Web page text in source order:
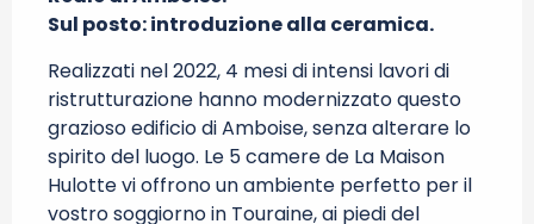
Sul posto: introduzione alla ceramica.
Realizzati nel 2022, 4 mesi di intensi lavori di
ristrutturazione hanno modernizzato questo
grazioso edificio di Amboise, senza alterare lo
spirito del luogo. Le 5 camere de La Maison
Hulotte vi offrono un ambiente perfetto per il
vostro soggiorno in Touraine, ai piedi del